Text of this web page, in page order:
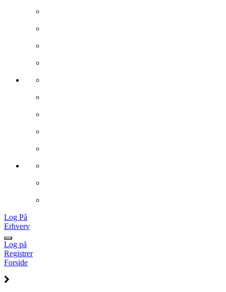
Log På
Erhverv
Log på
Registrer
Forside